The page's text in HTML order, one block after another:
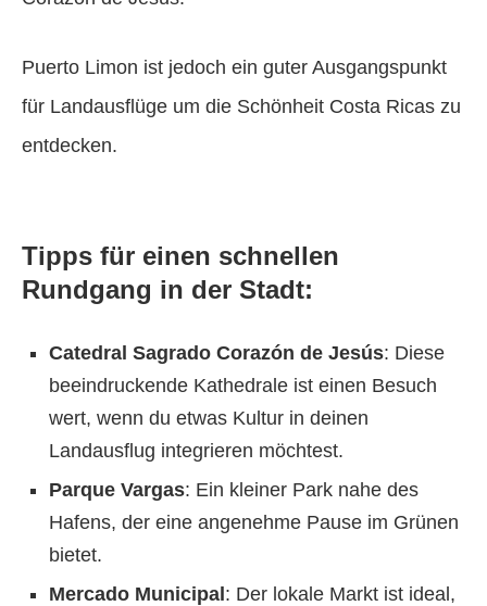
Puerto Limon ist jedoch ein guter Ausgangspunkt
für Landausflüge um die Schönheit Costa Ricas zu
entdecken.
Tipps für einen schnellen
Rundgang in der Stadt:
Catedral Sagrado Corazón de Jesús: Diese
beeindruckende Kathedrale ist einen Besuch
wert, wenn du etwas Kultur in deinen
Landausflug integrieren möchtest.
Parque Vargas: Ein kleiner Park nahe des
Hafens, der eine angenehme Pause im Grünen
bietet.
Mercado Municipal: Der lokale Markt ist ideal,